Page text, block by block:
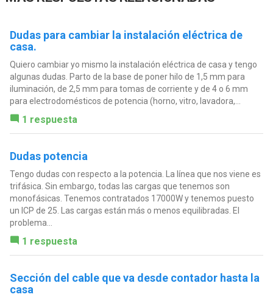
Dudas para cambiar la instalación eléctrica de
casa.
Quiero cambiar yo mismo la instalación eléctrica de casa y tengo
algunas dudas. Parto de la base de poner hilo de 1,5 mm para
iluminación, de 2,5 mm para tomas de corriente y de 4 o 6 mm
para electrodomésticos de potencia (horno, vitro, lavadora,...
1 respuesta
Dudas potencia
Tengo dudas con respecto a la potencia. La línea que nos viene es
trifásica. Sin embargo, todas las cargas que tenemos son
monofásicas. Tenemos contratados 17000W y tenemos puesto
un ICP de 25. Las cargas están más o menos equilibradas. El
problema...
1 respuesta
Sección del cable que va desde contador hasta la
casa